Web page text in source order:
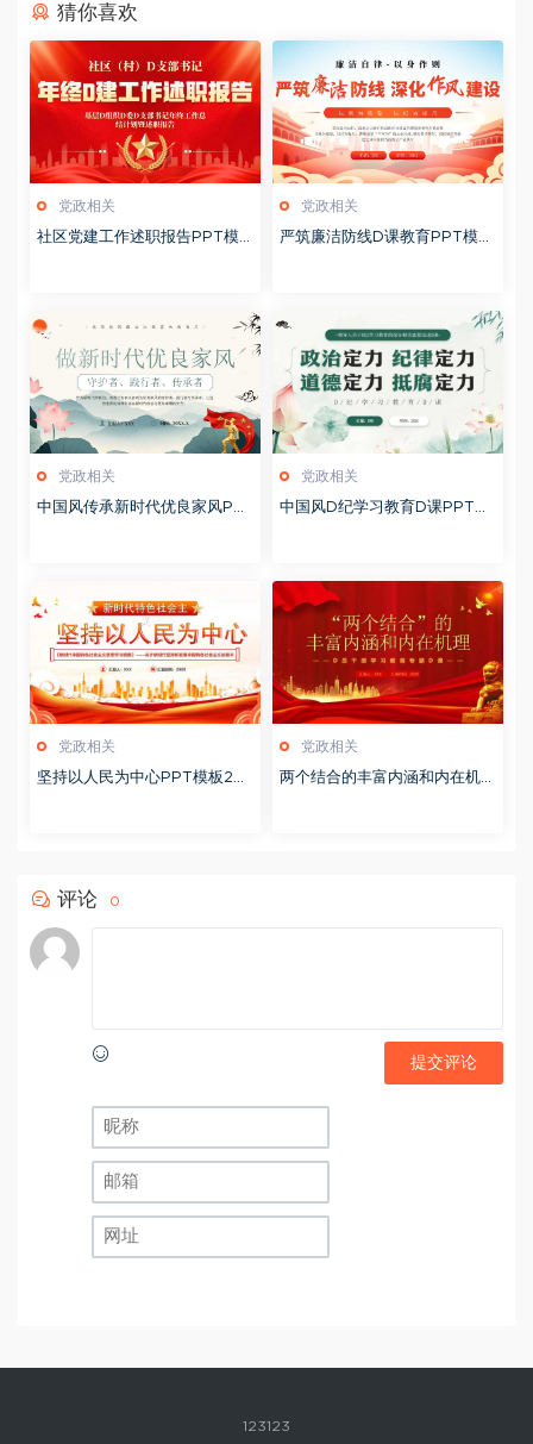
猜你喜欢
党政相关
社区党建工作述职报告PPT模
党政相关
严筑廉洁防线D课教育PPT模板
党政相关
中国风传承新时代优良家风PP
党政相关
中国风D纪学习教育D课PPT模
党政相关
坚持以人民为中心PPT模板20
党政相关
两个结合的丰富内涵和内在机理
评论 0
提交评论
123123